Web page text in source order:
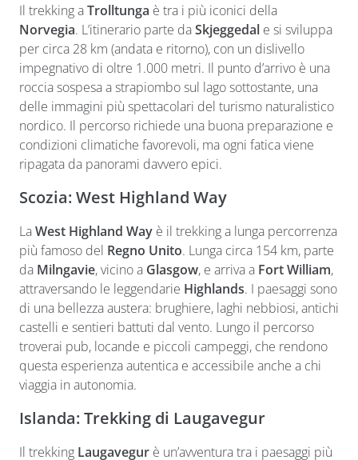
Il trekking aTrolltunga è tra i più iconici della
Norvegia. L’itinerario parte daSkjeggedal e si sviluppa
per circa 28 km (andata e ritorno), con un dislivello
impegnativo di oltre 1.000 metri. Il punto d’arrivo è una
roccia sospesa a strapiombo sul lago sottostante, una
delle immagini più spettacolari del turismo naturalistico
nordico. Il percorso richiede una buona preparazione e
condizioni climatiche favorevoli, ma ogni fatica viene
ripagata da panorami davvero epici.
Scozia: West Highland Way
LaWest Highland Way è il trekking a lunga percorrenza
più famoso del Regno Unito. Lunga circa 154 km, parte
da Milngavie, vicino a Glasgow, e arriva a Fort William,
attraversando le leggendarie Highlands. I paesaggi sono
di una bellezza austera: brughiere, laghi nebbiosi, antichi
castelli e sentieri battuti dal vento. Lungo il percorso
troverai pub, locande e piccoli campeggi, che rendono
questa esperienza autentica e accessibile anche a chi
viaggia in autonomia.
Islanda: Trekking di Laugavegur
Il trekking Laugavegur è un’avventura tra i paesaggi più